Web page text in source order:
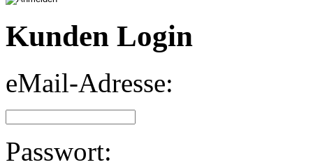
Kunden Login
eMail-Adresse:
Passwort: